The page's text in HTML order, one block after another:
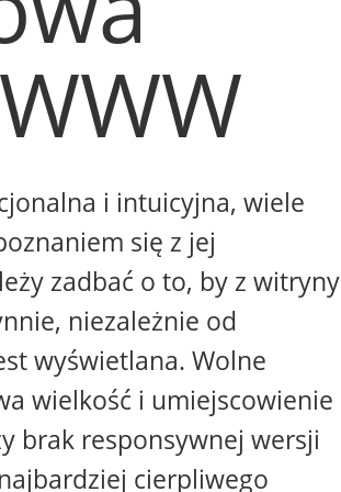
i intuicyjna, wiele
się z jej
zadbać o to, by z witryny
niezależnie od
wyświetlana. Wolne
wielkość i umiejscowienie
brak responsywnej wersji
cierpliwego